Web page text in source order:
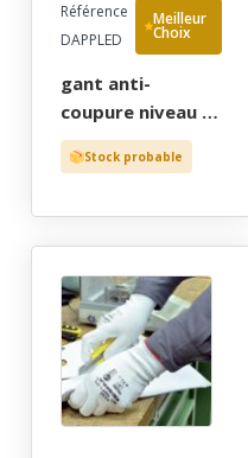
Référence
DAPPLED
Meilleur
Choix
gant anti-
coupure niveau 5,
anti-piqure,
kevlar fil metal
noir, contacts
gras, t9 - gants
de protection par
cher!
Stock probable